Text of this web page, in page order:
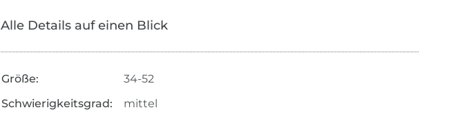
Alle Details auf einen Blick
Größe:
34-52
Schwierigkeitsgrad:
mittel